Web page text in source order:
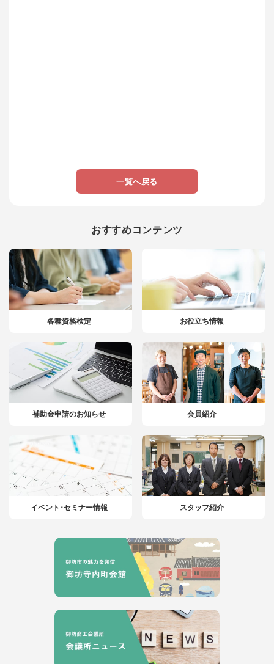
一覧へ戻る
おすすめコンテンツ
各種資格検定 お役立ち情報
補助金申請のお知らせ 会員紹介
イベント･セミナー情報 スタッフ紹介